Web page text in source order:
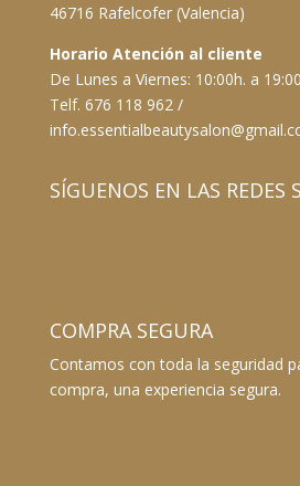
46716 Rafelcofer (Valencia)
Horario Atención al cliente
De Lunes a Viernes: 10:00h. a
Telf. 676 118 962 /
SÍGUENOS EN LAS REDES
COMPRA SEGURA
Contamos con toda la seguridad
compra, una experiencia segura.